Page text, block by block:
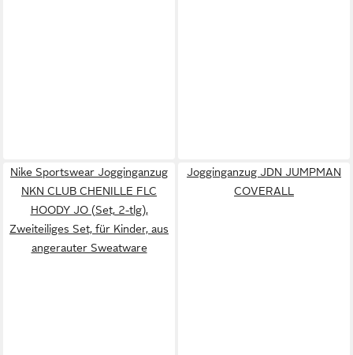
Nike Sportswear Jogginganzug
NKN CLUB CHENILLE FLC
HOODY JO (Set, 2-tlg),
Zweiteiliges Set, für Kinder, aus
angerauter Sweatware
Jogginganzug JDN JUMPMAN
COVERALL